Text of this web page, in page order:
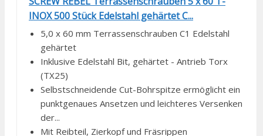
INOX 500 Stück Edelstahl gehärtet C...
5,0 x 60 mm Terrassenschrauben C1 Edelstahl
gehärtet
Inklusive Edelstahl Bit, gehärtet - Antrieb Torx
(TX25)
Selbstschneidende Cut-Bohrspitze ermöglicht ein
punktgenaues Ansetzen und leichteres Versenken
der...
Mit Reibteil, Zierkopf und Fräsrippen